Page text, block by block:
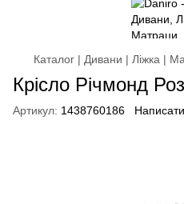
Каталог | Дивани | Ліжка |
Крісло Річмонд
Артикул: 1438760186 Написати